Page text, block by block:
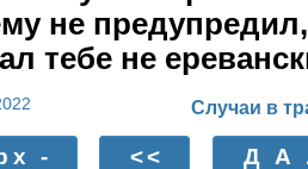
не
тебе не
Случаи в
- << Д А